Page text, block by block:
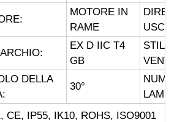
MOTORE IN
RAME
EX D IIC T4
GB
STILE
DELLA
30°
LAME:
CE, IP55, IK10, ROHS, ISO9001